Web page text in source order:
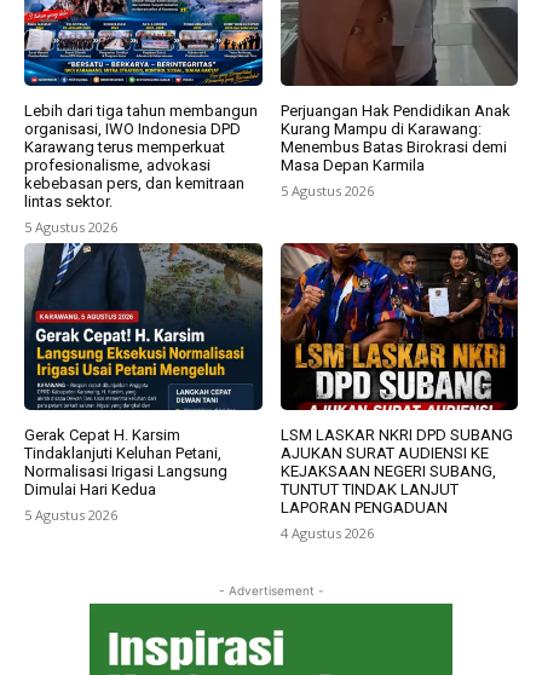
Lebih dari tiga tahun membangun
organisasi, IWO Indonesia DPD
Karawang terus memperkuat
profesionalisme, advokasi
kebebasan pers, dan kemitraan
lintas sektor.
5 Agustus 2026
Perjuangan Hak Pendidikan Anak
Kurang Mampu di Karawang:
Menembus Batas Birokrasi demi
Masa Depan Karmila
5 Agustus 2026
Gerak Cepat H. Karsim
Tindaklanjuti Keluhan Petani,
Normalisasi Irigasi Langsung
Dimulai Hari Kedua
5 Agustus 2026
LSM LASKAR NKRI DPD SUBANG
AJUKAN SURAT AUDIENSI KE
KEJAKSAAN NEGERI SUBANG,
TUNTUT TINDAK LANJUT
LAPORAN PENGADUAN
4 Agustus 2026
- Advertisement -